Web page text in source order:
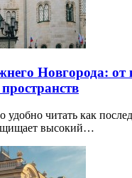
Новгорода: от
читать как
высокий…